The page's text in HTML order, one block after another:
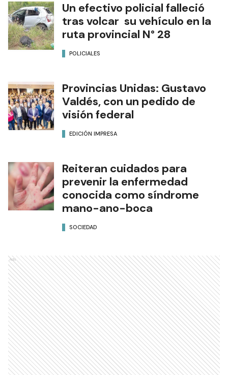
Un efectivo policial falleció
tras volcar su vehículo en la
ruta provincial N° 28
POLICIALES
Provincias Unidas: Gustavo
Valdés, con un pedido de
visión federal
EDICIÓN IMPRESA
Reiteran cuidados para
prevenir la enfermedad
conocida como síndrome
mano-ano-boca
SOCIEDAD
Ads